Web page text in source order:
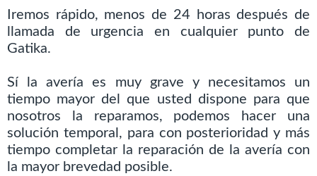
Iremos rápido, menos de 24 horas después de
llamada de urgencia en cualquier punto de
Gatika.
Sí la avería es muy grave y necesitamos un
tiempo mayor del que usted dispone para que
nosotros la reparamos, podemos hacer una
solución temporal, para con posterioridad y más
tiempo completar la reparación de la avería con
la mayor brevedad posible.